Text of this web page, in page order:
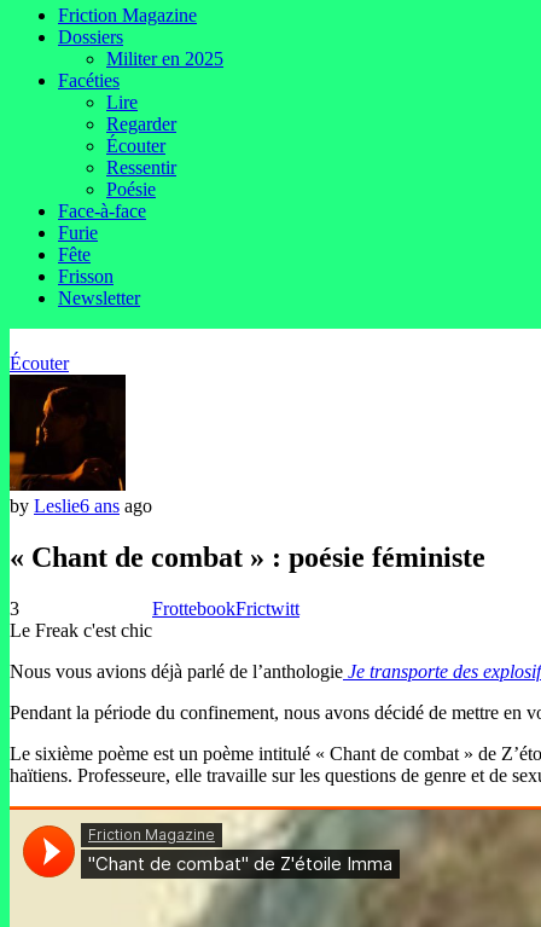
Friction Magazine
Dossiers
Militer en 2025
Facéties
Lire
Regarder
Écouter
Ressentir
Poésie
Face-à-face
Furie
Fête
Frisson
Newsletter
Écouter
by Leslie6 ans ago
« Chant de combat » : poésie féministe
3
Le Freak c'est chic
FrottebookFrictwitt
Nous vous avions déjà parlé de l’anthologie Je transporte des
Pendant la période du confinement, nous avons décidé de mettre en
Le sixième poème est un poème intitulé « Chant de combat » de
haïtiens. Professeure, elle travaille sur les questions de genre et de